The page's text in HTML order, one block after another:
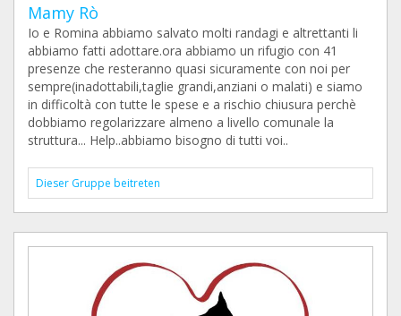
Mamy Rò
Io e Romina abbiamo salvato molti randagi e altrettanti li
abbiamo fatti adottare.ora abbiamo un rifugio con 41
presenze che resteranno quasi sicuramente con noi per
sempre(inadottabili,taglie grandi,anziani o malati) e siamo
in difficoltà con tutte le spese e a rischio chiusura perchè
dobbiamo regolarizzare almeno a livello comunale la
struttura... Help..abbiamo bisogno di tutti voi..
Dieser Gruppe beitreten